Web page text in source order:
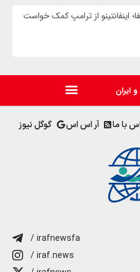
اینفانتینو از ترامپ کمک خواست
ایران
با ما آر اس اس گوگل نیوز
/ irafnewsfa
/ iraf.news